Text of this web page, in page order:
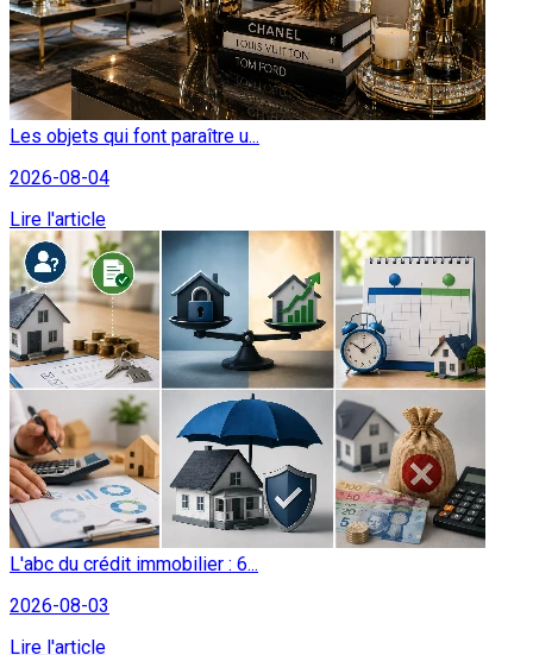
Les objets qui font paraître u...
2026-08-04
Lire l'article
L'abc du crédit immobilier : 6...
2026-08-03
Lire l'article